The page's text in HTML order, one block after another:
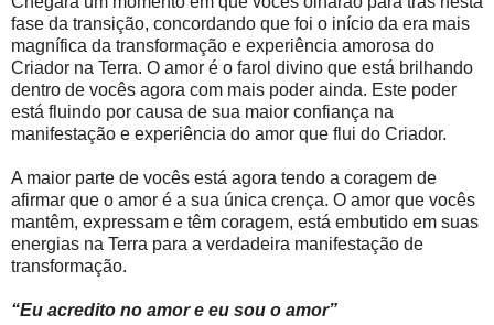
fase da transição, concordando que foi o início da era mais
magnífica da transformação e experiência amorosa do
Criador na Terra. O amor é o farol divino que está brilhando
dentro de vocês agora com mais poder ainda. Este poder
está fluindo por causa de sua maior confiança na
manifestação e experiência do amor que flui do Criador.
A maior parte de vocês está agora tendo a coragem de
afirmar que o amor é a sua única crença. O amor que vocês
mantêm, expressam e têm coragem, está embutido em suas
energias na Terra para a verdadeira manifestação de
transformação.
“Eu acredito no amor e eu sou o amor”